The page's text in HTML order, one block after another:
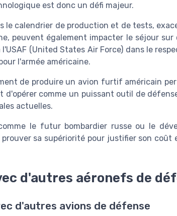
est donc un défi majeur.
le calendrier de production et de tests,
peuvent également impacter le séjour
l'USAF (United States Air Force) dans le
l'armée américaine.
de produire un avion furtif américain
d'opérer comme un puissant outil de
actuelles.
le futur bombardier russe ou le
prouver sa supériorité pour justifier son
d'autres aéronefs de
d'autres avions de défense